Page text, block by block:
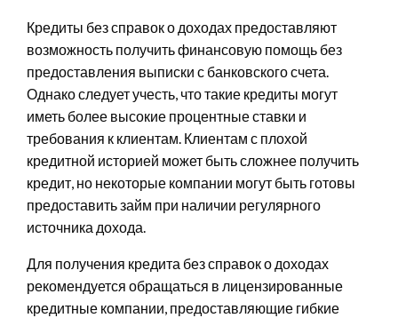
Кредиты без справок о доходах предоставляют
возможность получить финансовую помощь без
предоставления выписки с банковского счета.
Однако следует учесть, что такие кредиты могут
иметь более высокие процентные ставки и
требования к клиентам. Клиентам с плохой
кредитной историей может быть сложнее получить
кредит, но некоторые компании могут быть готовы
предоставить займ при наличии регулярного
источника дохода.
Для получения кредита без справок о доходах
рекомендуется обращаться в лицензированные
кредитные компании, предоставляющие гибкие